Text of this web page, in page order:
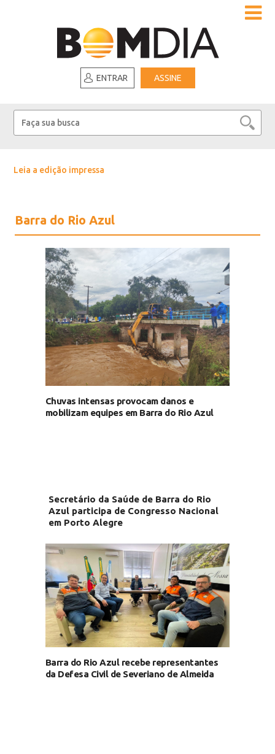
ENTRAR ASSINE
Leia a edição impressa
Barra do Rio Azul
Chuvas intensas provocam danos e
mobilizam equipes em Barra do Rio Azul
Secretário da Saúde de Barra do Rio
Azul participa de Congresso Nacional
em Porto Alegre
Barra do Rio Azul recebe representantes
da Defesa Civil de Severiano de Almeida